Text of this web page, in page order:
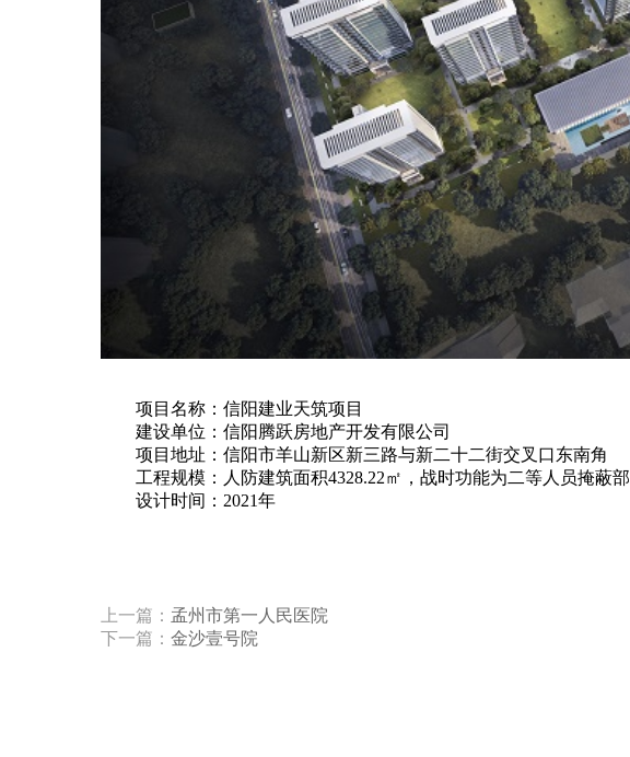
项目名称：信阳建业天筑项目
建设单位：信阳腾跃房地产开发有限公司
项目地址：信阳市羊山新区新三路与新二十二街交叉口东南角
工程规模：人防建筑面积4328.22㎡，战时功能为二等人员掩蔽部
设计时间：2021年
上一篇： 孟州市第一人民医院
下一篇： 金沙壹号院